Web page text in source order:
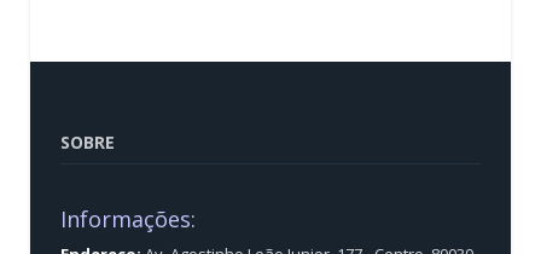
SOBRE
Informações: